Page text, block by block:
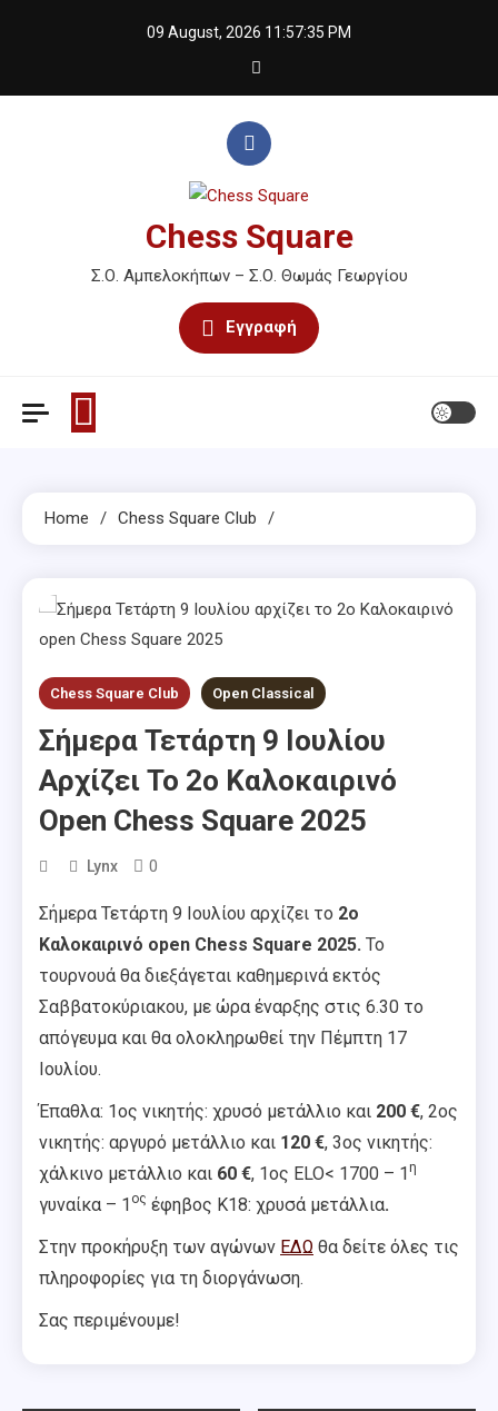
09 August, 2026 11:57:35 PM
Chess Square
Σ.Ο. Αμπελοκήπων – Σ.Ο. Θωμάς Γεωργίου
Εγγραφή
Home Chess Square Club
Chess Square Club Open Classical
Σήμερα Τετάρτη 9 Ιουλίου
Αρχίζει Το 2o Καλοκαιρινό
Open Chess Square 2025
Lynx 0
Σήμερα Τετάρτη 9 Ιουλίου αρχίζει το 2o
Καλοκαιρινό open Chess Square 2025. Το
τουρνουά θα διεξάγεται καθημερινά εκτός
Σαββατοκύριακου, με ώρα έναρξης στις 6.30 το
απόγευμα και θα ολοκληρωθεί την Πέμπτη 17
Ιουλίου.
Έπαθλα: 1ος νικητής: χρυσό μετάλλιο και 200 €, 2ος
νικητής: αργυρό μετάλλιο και 120 €, 3ος νικητής:
χάλκινο μετάλλιο και 60 €, 1ος ΕLO< 1700 – 1η
γυναίκα – 1 ος έφηβος Κ18: χρυσά μετάλλια.
Στην προκήρυξη των αγώνων ΕΔΩ θα δείτε όλες τις
πληροφορίες για τη διοργάνωση.
Σας περιμένουμε!